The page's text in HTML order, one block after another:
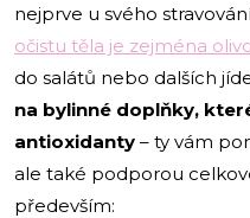
nejprve u svého
očistu těla je zejména
do salátů nebo dalších
na bylinné doplňky,
antioxidanty – ty vám
ale také podporou
především: